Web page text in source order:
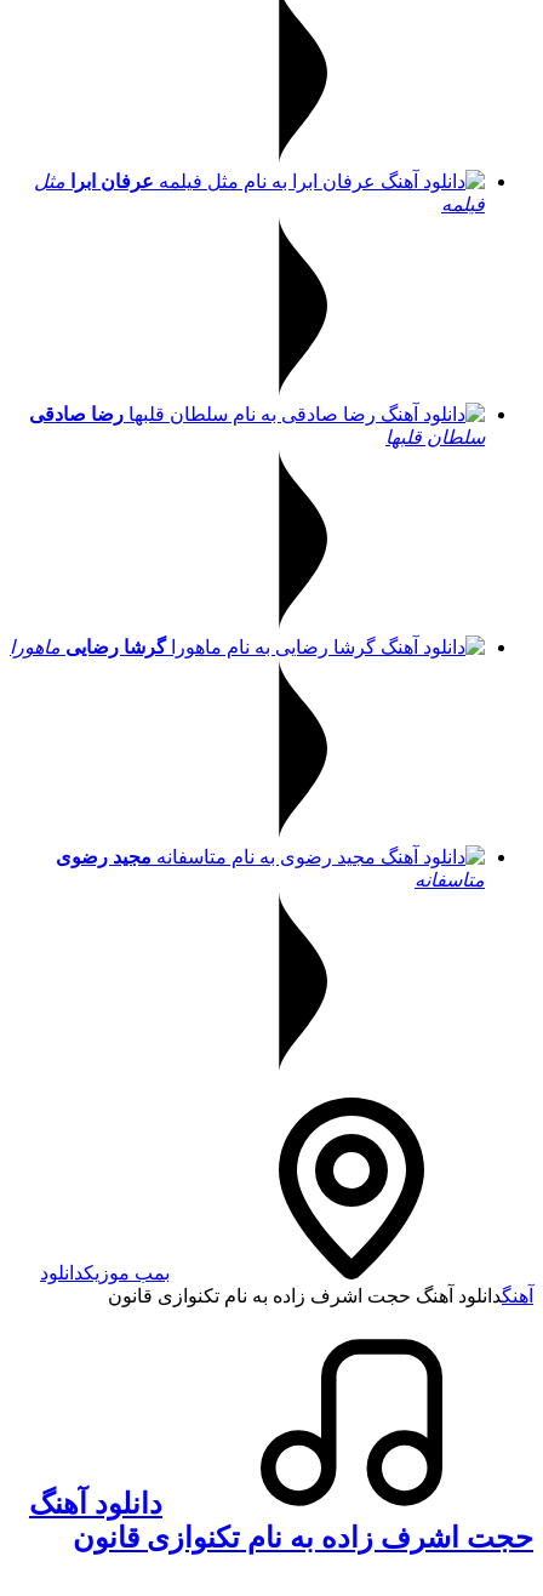
عرفان ابرا
مثل
فیلمه
رضا صادقی
سلطان قلبها
گرشا رضایی ماهورا
مجید رضوی
متاسفانه
بمب موزیکدانلود
آهنگدانلود آهنگ حجت اشرف زاده به نام تکنوازی قانون
دانلود آهنگ
حجت اشرف زاده به نام تکنوازی قانون